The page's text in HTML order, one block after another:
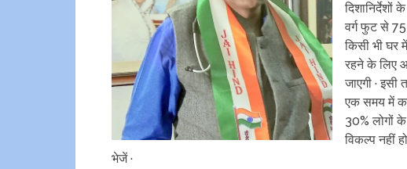
वर्ग फुट से 75
किसी भी घर
रहने के लिए
जाएगी · इसी
एक समय में
30% लोगों
विकल्प नहीं
भेजें ·